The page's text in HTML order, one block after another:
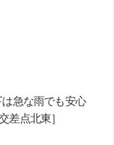
急な雨でも安心
差点北東］